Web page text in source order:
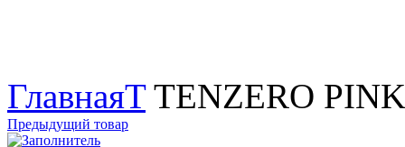
ГлавнаяTTENZERO
Предыдущий товар